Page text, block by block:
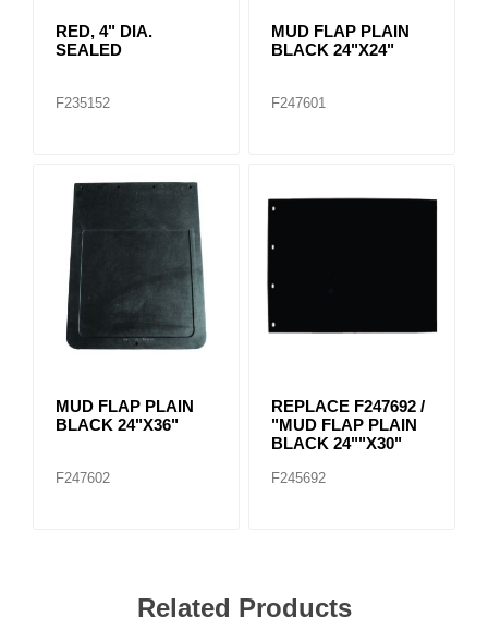
RED, 4" DIA.
SEALED
F235152
MUD FLAP PLAIN
BLACK 24"X24"
F247601
MUD FLAP PLAIN
BLACK 24"X36"
F247602
REPLACE F247692 /
"MUD FLAP PLAIN
BLACK 24""X30"
F245692
Related Products